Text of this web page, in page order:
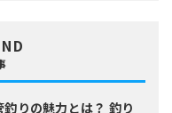
りの魅力とは？ 釣り